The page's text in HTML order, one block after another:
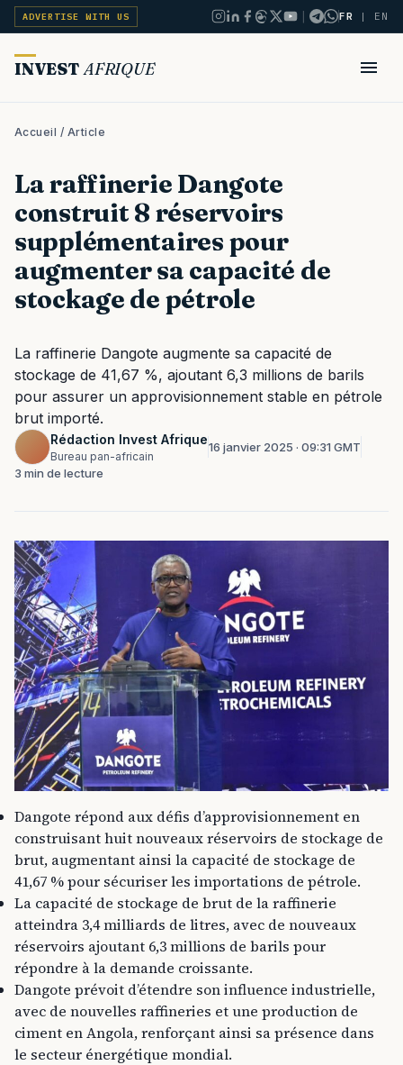
ADVERTISE WITH US | FR | EN
INVEST AFRIQUE
Accueil / Article
La raffinerie Dangote
construit 8 réservoirs
supplémentaires pour
augmenter sa capacité de
stockage de pétrole
La raffinerie Dangote augmente sa capacité de
stockage de 41,67 %, ajoutant 6,3 millions de barils
pour assurer un approvisionnement stable en pétrole
brut importé.
Rédaction Invest Afrique
Bureau pan-africain
16 janvier 2025 · 09:31 GMT
3 min de lecture
Dangote répond aux défis d’approvisionnement en
construisant huit nouveaux réservoirs de stockage de
brut, augmentant ainsi la capacité de stockage de
41,67 % pour sécuriser les importations de pétrole.
La capacité de stockage de brut de la raffinerie
atteindra 3,4 milliards de litres, avec de nouveaux
réservoirs ajoutant 6,3 millions de barils pour
répondre à la demande croissante.
Dangote prévoit d’étendre son influence industrielle,
avec de nouvelles raffineries et une production de
ciment en Angola, renforçant ainsi sa présence dans
le secteur énergétique mondial.